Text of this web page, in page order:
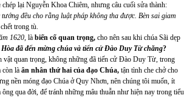
chép lại Nguyễn Khoa Chiêm, nhưng câu cuối sửa thành:
đều cho rằng luật pháp không tha được. Bèn sai giam
trong tù.
1620, là biến cố quan trọng, cho nên sau khi chúa Sãi dẹp
đã đến mừng chúa và tiến cử Đào Duy Từ chăng?
quan trọng, không những đã tiến cử Đào Duy Từ, trong
còn là ân nhân thứ hai của đạo Chúa, tận tình che chở cho
nền móng đạo Chúa ở Quy Nhơn, nên chúng tôi muốn, ít
qua đời, để tránh những mâu thuẫn như hiện nay trong tiểu